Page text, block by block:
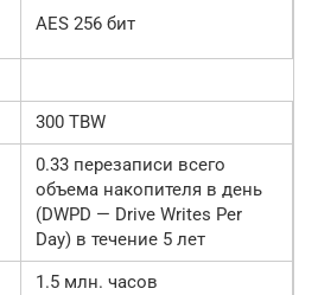
AES 256 бит
300 TBW
0.33 перезаписи всего
объема накопителя в день
(DWPD — Drive Writes Per
Day) в течение 5 лет
1.5 млн. часов